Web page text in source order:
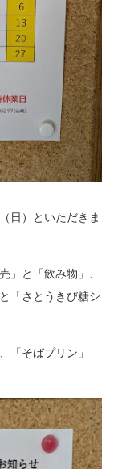
日）といただきま
」と「飲み物」、
「さとうきび糖シ
「そばプリン」